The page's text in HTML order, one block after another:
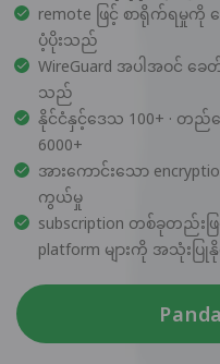
remote ဖြင့် စာရိုက်ရမှုကို လ
ပံ့ပိုးသည်
WireGuard အပါအဝင် ခ
သည်
နိုင်ငံနှင့်ဒေသ 100+ · တည်နေ
6000+
အားကောင်းသော
ကွယ်မှု
subscription တစ်ခုတည်းဖြ
platform များကို အသုံးပ